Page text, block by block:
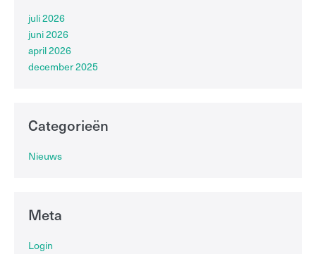
juli 2026
juni 2026
april 2026
december 2025
Categorieën
Nieuws
Meta
Login